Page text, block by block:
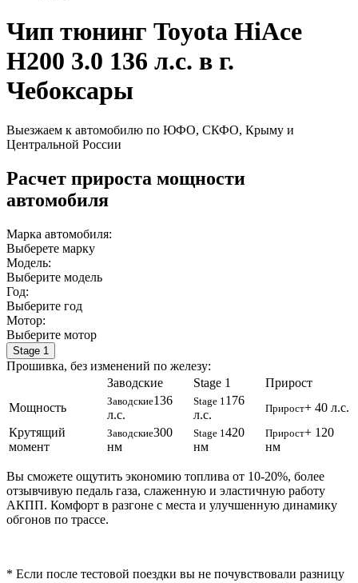
Чип тюнинг Toyota HiAce
H200 3.0 136 л.с. в г.
Чебоксары
Выезжаем к автомобилю по ЮФО, СКФО, Крыму и
Центральной России
Расчет прироста мощности
автомобиля
Марка автомобиля:
Выберете марку
Модель:
Выберите модель
Год:
Выберите год
Мотор:
Выберите мотор
Stage 1
Прошивка, без изменений по железу:
Заводские
Stage 1
Прирост
Мощность
Заводские136
л.с.
Stage 1 176
л.с.
Прирост+ 40 л.с.
Крутящий
момент
Заводские300
нм
Stage 1 420
нм
Прирост+ 120
нм
Вы сможете ощутить экономию топлива от 10-20%, более
отзывчивую педаль газа, слаженную и эластичную работу
АКПП. Комфорт в разгоне с места и улучшенную динамику
обгонов по трассе.
* Если после тестовой поездки вы не почувствовали разницу